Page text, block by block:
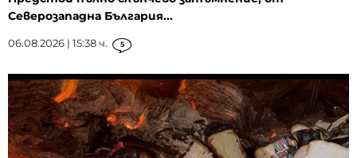
Северозападна България...
06.08.2026 | 15:38 ч. 5